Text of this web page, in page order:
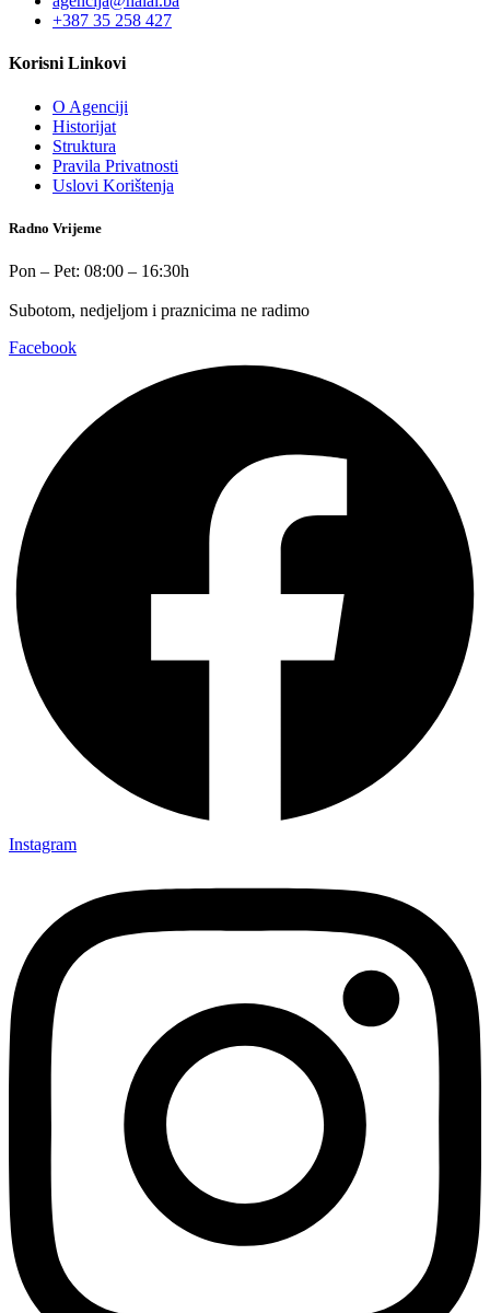
+387 35 258 427
Korisni Linkovi
O Agenciji
Historijat
Struktura
Pravila Privatnosti
Uslovi Korištenja
Radno Vrijeme
Pon – Pet: 08:00 – 16:30h
Subotom, nedjeljom i praznicima ne radimo
Facebook
Instagram